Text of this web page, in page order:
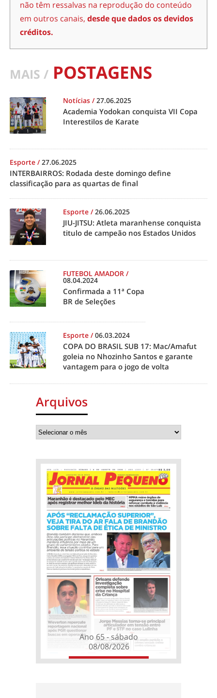
não têm ressalvas na reprodução do conteúdo
em outros canais, desde que dados os devidos
créditos.
MAIS / POSTAGENS
Notícias /27.06.2025
Academia Yodokan conquista VII Copa
Interestilos de Karate
Esporte /27.06.2025
INTERBAIRROS: Rodada deste domingo define
classificação para as quartas de final
Esporte /26.06.2025
JIU-JITSU: Atleta maranhense conquista
titulo de campeão nos Estados Unidos
FUTEBOL AMADOR /
08.04.2024
Confirmada a 11ª Copa
BR de Seleções
Esporte /06.03.2024
COPA DO BRASIL SUB 17: Mac/Amafut
goleia no Nhozinho Santos e garante
vantagem para o jogo de volta
Arquivos
Ano 65 - sábado
08/08/2026